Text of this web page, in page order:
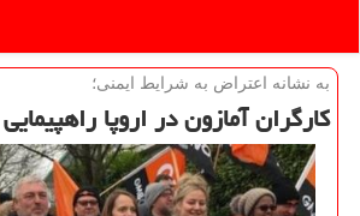
به نشانه اعتراض به شرایط ایمنی؛
كارگران آمازون در اروپا